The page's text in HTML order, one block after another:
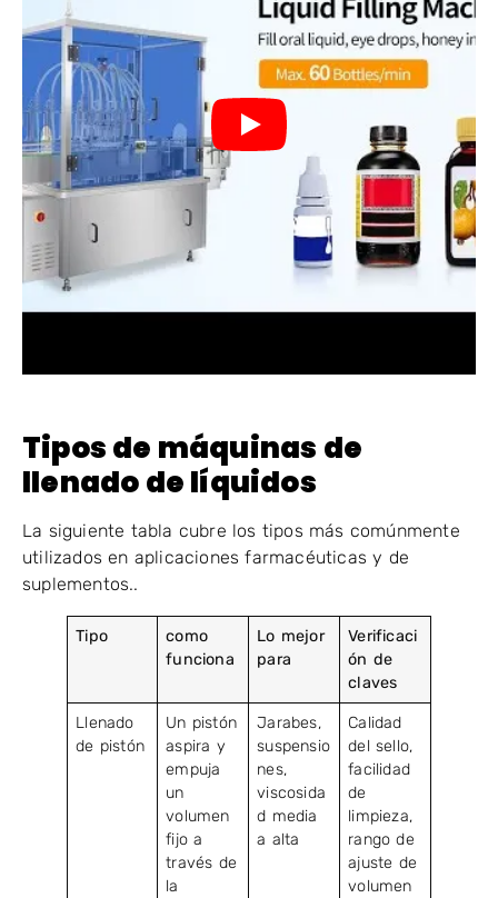
Tipos de máquinas de
llenado de líquidos
La siguiente tabla cubre los tipos más comúnmente
utilizados en aplicaciones farmacéuticas y de
suplementos..
Tipo
como
funciona
Lo mejor
para
Verificaci
ón de
claves
Llenado
de pistón
Un pistón
aspira y
empuja
un
volumen
fijo a
través de
la
Jarabes,
suspensio
nes,
viscosida
d media
a alta
Calidad
del sello,
facilidad
de
limpieza,
rango de
ajuste de
volumen